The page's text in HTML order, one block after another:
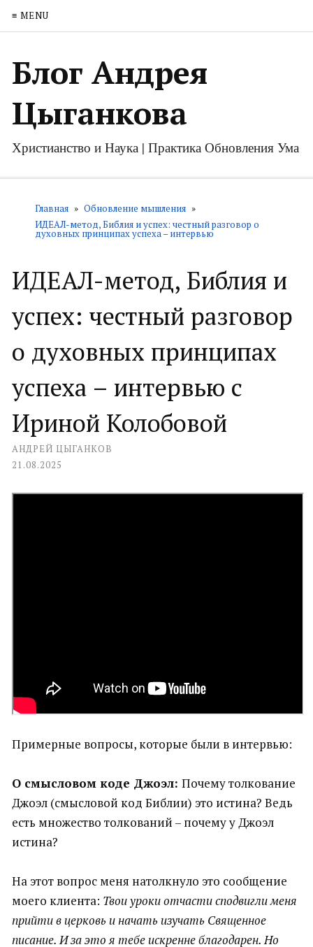
≡ MENU
Блог Андрея
Цыганкова
Христианство и Наука | Практика Обновления Ума
Главная » Обновление мышления »
ИДЕАЛ-метод, Библия и успех: честный разговор о
духовных принципах успеха – интервью
ИДЕАЛ-метод, Библия и
успех: честный разговор
о духовных принципах
успеха – интервью с
Ириной Колобовой
АНДРЕЙ ЦЫГАНКОВ
21.08.2025
Примерные вопросы, которые были в интервью:
О смысловом коде Джоэл: Почему толкование
Джоэл (смысловой код Библии) это истина? Ведь
есть множество толкований – почему у Джоэл
истина?
На этот вопрос меня натолкнуло это сообщение
моего клиента: Твои уроки отчасти сподвигли меня
прийти в церковь и начать изучать Священное
писание. И за это я тебе искренне благодарен. Но